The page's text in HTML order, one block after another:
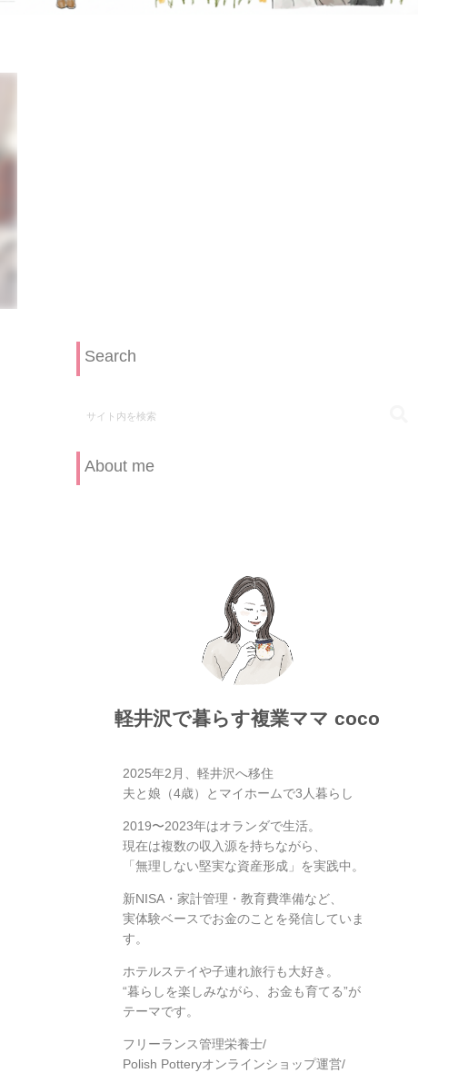
Search
About me
軽井沢で暮らす複業ママ coco
2025年2月、軽井沢へ移住
夫と娘（4歳）とマイホームで3人暮らし
2019〜2023年はオランダで生活。
現在は複数の収入源を持ちながら、
「無理しない堅実な資産形成」を実践中。
新NISA・家計管理・教育費準備など、
実体験ベースでお金のことを発信していま
す。
ホテルステイや子連れ旅行も大好き。
“暮らしを楽しみながら、お金も育てる”が
テーマです。
フリーランス管理栄養士/
Polish Potteryオンラインショップ運営/